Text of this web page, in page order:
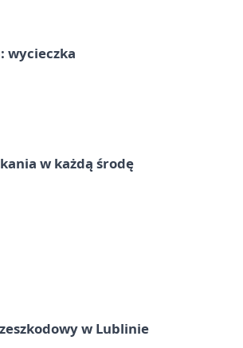
wycieczka
w każdą środę
w Lublinie